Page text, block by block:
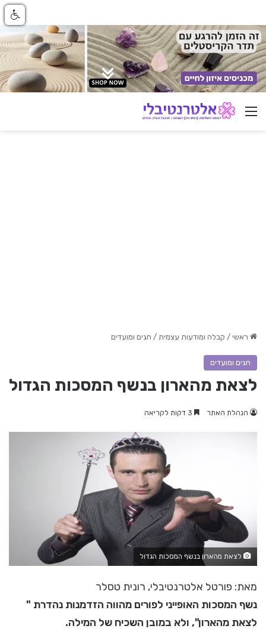
ניווט באתר
ראשי / קבלה ומודעות עצמית / חגים ומועדים
חגים ומועדים
לצאת מהארון בנשף המסכות הגדול
הנהלת האתר
לצאת מהארון בנשף המסכות הגדול
מאת: פורטל אלטרנטיבלי, רונית טסלר
נשף המסכות האופייני לפורים מהווה הזדמנות נהדרת "
לצאת מהארון", ולא במובן השכיח של המילה.